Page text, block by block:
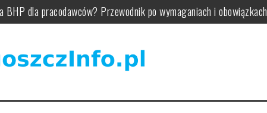
BHP dla pracodawców? Przewodnik po wymaganiach i obowiązkach
w medycynie?
i optymalizacja
pieczątce firmowej
po kroku i ważne działania